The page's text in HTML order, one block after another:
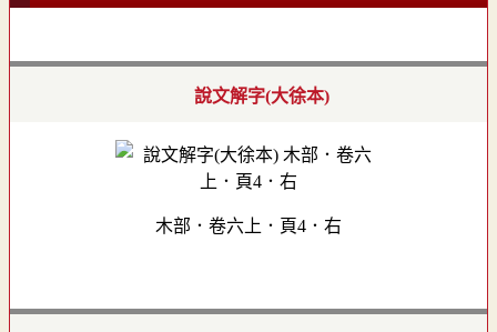
說文解字(大徐本)
木部．卷六上．頁4．右